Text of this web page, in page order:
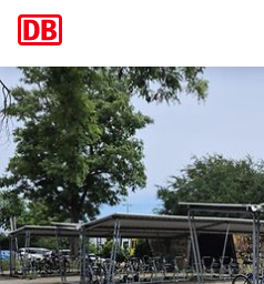
Waghäusel